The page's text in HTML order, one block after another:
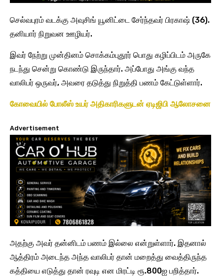
செல்வபுரம் வடக்கு அவுசிங் யூனிட்டை சேர்ந்தவர் பிரகாஷ் (36).
தனியார் நிறுவன ஊழியர்.
இவர் நேற்று முன்தினம் சொக்கம்புதூர் பொது கழிப்பிடம் அருகே
நடந்து சென்று கொண்டு இருந்தார். அப்போது அங்கு வந்த
வாலிபர் ஒருவர், அவரை தடுத்து நிறுத்தி பணம் கேட்டுள்ளார்.
கோவையில் போலீஸ் உயர் அதிகாரிகளுடன் ஏடிஜிபி ஆலோசனை
Advertisement
அதற்கு அவர் தன்னிடம் பணம் இல்லை என்றுள்ளார். இதனால்
ஆத்திரம் அடைந்த அந்த வாலிபர் தான் மறைத்து வைத்திருந்த
கத்தியை எடுத்து தான் ரவுடி என மிரட்டி ரூ.800ஐ பறித்தார்.